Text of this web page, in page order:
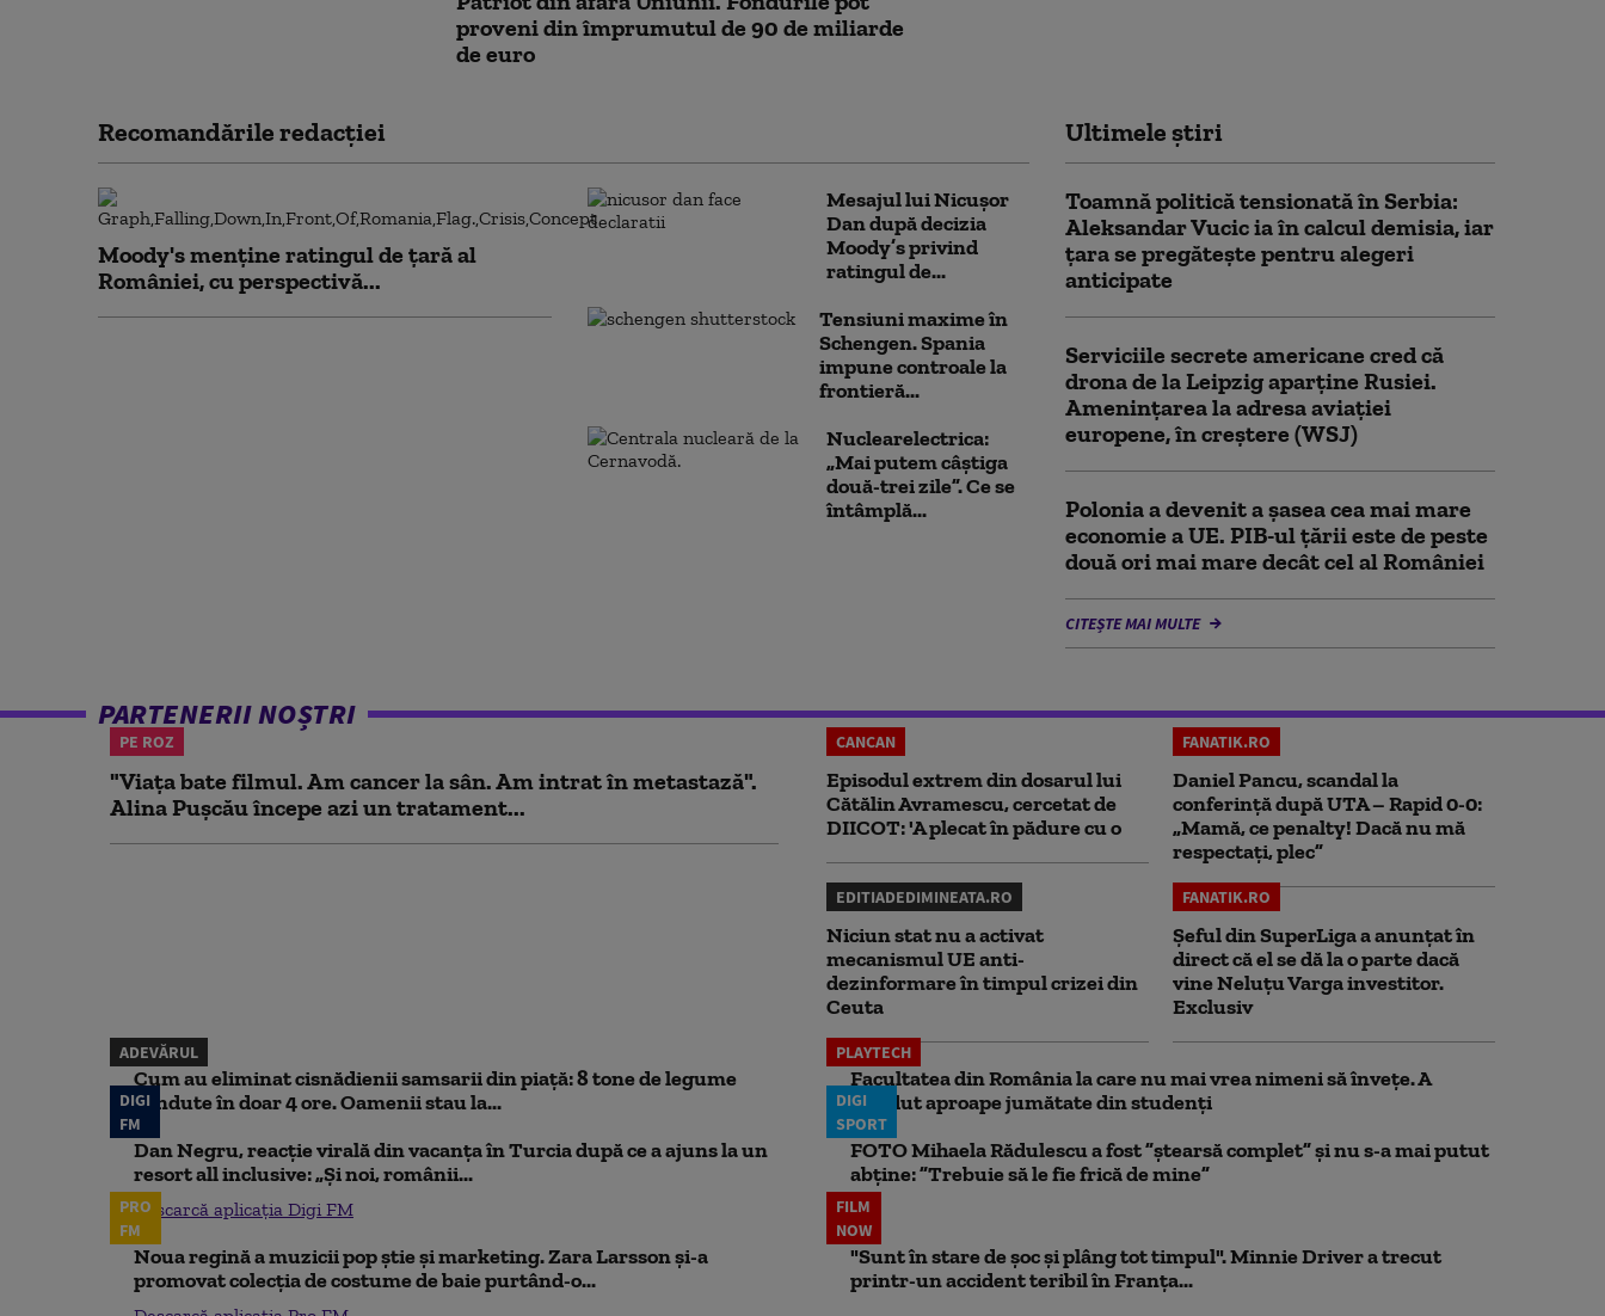
proveni din împrumutul de 90 de miliarde
de euro
Recomandările redacţiei
Moody's menține ratingul de țară al
României, cu perspectivă...
Mesajul lui Nicușor
Dan după decizia
Moody’s privind
ratingul de...
Tensiuni maxime în
Schengen. Spania
impune controale la
frontieră...
Nuclearelectrica:
„Mai putem câștiga
două-trei zile”. Ce se
întâmplă...
Ultimele știri
Toamnă politică tensionată în Serbia:
Aleksandar Vucic ia în calcul demisia, iar
țara se pregătește pentru alegeri
anticipate
Serviciile secrete americane cred că
drona de la Leipzig aparține Rusiei.
Amenințarea la adresa aviației
europene, în creștere (WSJ)
Polonia a devenit a șasea cea mai mare
economie a UE. PIB-ul țării este de peste
două ori mai mare decât cel al României
CITEȘTE MAI MULTE
PARTENERII NOȘTRI
PE ROZ
"Viața bate filmul. Am cancer la sân. Am intrat în metastază".
Alina Pușcău începe azi un tratament...
CANCAN
Episodul extrem din dosarul lui
Cătălin Avramescu, cercetat de
DIICOT: 'A plecat în pădure cu o
FANATIK.RO
Daniel Pancu, scandal la
conferință după UTA – Rapid 0-0:
„Mamă, ce penalty! Dacă nu mă
respectați, plec”
EDITIADEDIMINEATA.RO
Niciun stat nu a activat
mecanismul UE anti-
dezinformare în timpul crizei din
Ceuta
FANATIK.RO
Șeful din SuperLiga a anunțat în
direct că el se dă la o parte dacă
vine Neluțu Varga investitor.
Exclusiv
ADEVĂRUL
Cum au eliminat cisnădienii samsarii din piață: 8 tone de legume
vândute în doar 4 ore. Oamenii stau la...
PLAYTECH
Facultatea din România la care nu mai vrea nimeni să înveţe. A
pierdut aproape jumătate din studenţi
DIGI
FM
Dan Negru, reacție virală din vacanța în Turcia după ce a ajuns la un
resort all inclusive: „Și noi, românii...
Descarcă aplicația Digi FM
DIGI
SPORT
FOTO Mihaela Rădulescu a fost ”ștearsă complet” și nu s-a mai putut
abține: ”Trebuie să le fie frică de mine”
PRO
FM
Noua regină a muzicii pop știe și marketing. Zara Larsson și-a
promovat colecția de costume de baie purtând-o...
FILM
NOW
"Sunt în stare de șoc și plâng tot timpul". Minnie Driver a trecut
printr-un accident teribil în Franța...